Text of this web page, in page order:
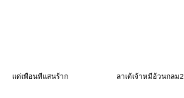
แด่เพื่อนที่แสนร้าก ลาเต้เจ้าหมีอ้วนกลม2